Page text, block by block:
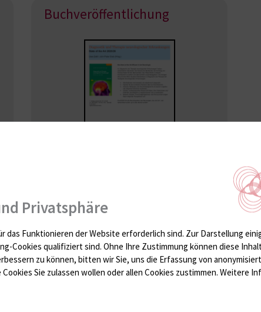
Buchveröffentlichung
Spenden
Durch Ihre Spende helfen Sie aktiv und geben
Menschen mit neurodegenerativen
Erkrankung Mut zur Zukunft - einer Zukunft, in
der hoffentlich die eine oder andere
neurodegenerative Erkrankung eines Tages
Privatsphäre
das Funktionieren der Website erforderlich sind. Zur Darstellung
Cookies qualifiziert sind. Ohne Ihre Zustimmung können diese
zu können, bitten wir Sie, uns die Erfassung von
Sie zulassen wollen oder allen Cookies zustimmen. Weitere